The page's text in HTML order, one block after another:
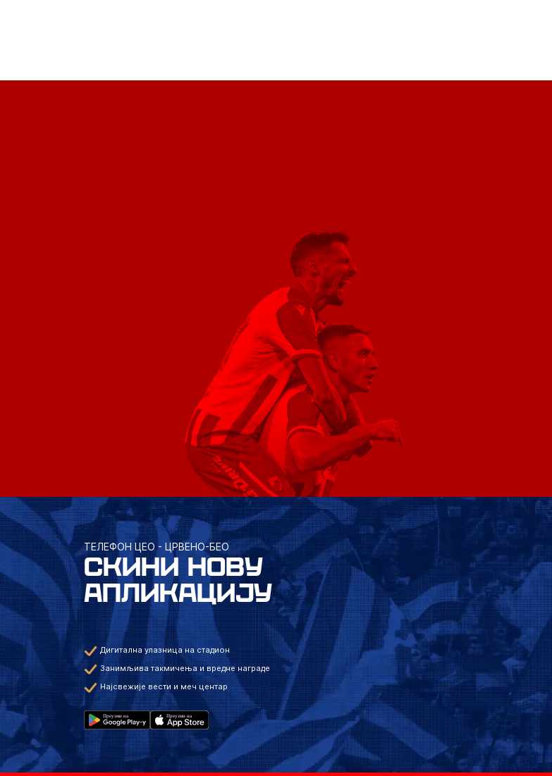
ТЕЛЕФОН ЦЕО - ЦРВЕНО-БЕО
СКИНИ НОВУ
АПЛИКАЦИЈУ
Дигитална улазница на стадион
Занимљива такмичења и вредне награде
Најсвежије вести и меч центар